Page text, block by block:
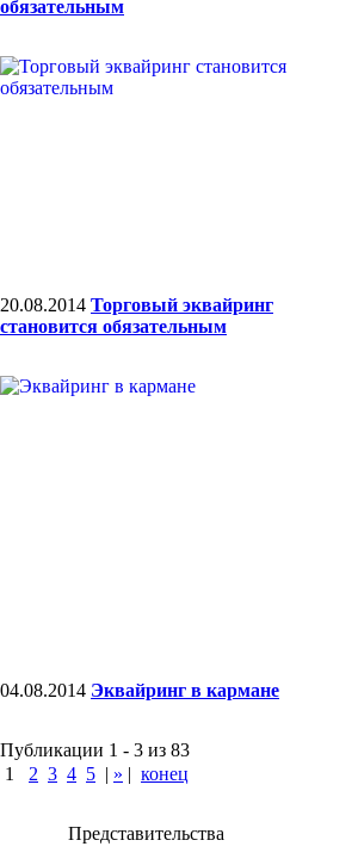
обязательным
20.08.2014 Торговый эквайринг
становится обязательным
04.08.2014 Эквайринг в кармане
Публикации 1 - 3 из 83
1
2 3 4 5 | » | конец
Представительства